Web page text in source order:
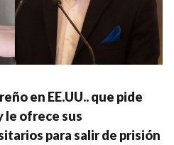
en EE.UU.. que pide
le ofrece sus
para salir de prisión